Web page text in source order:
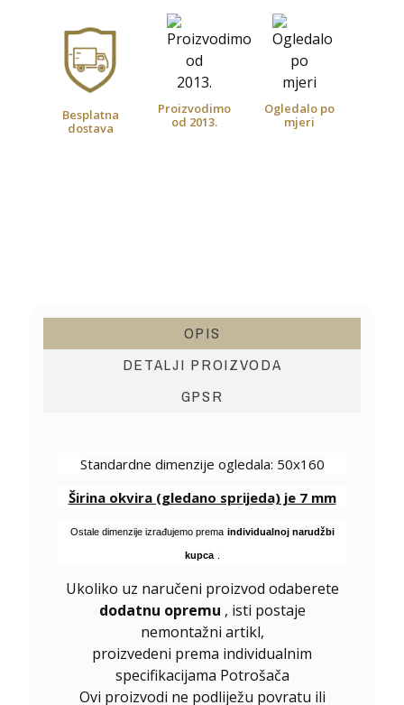
Besplatna
dostava
Proizvodimo
od 2013.
Ogledalo po
mjeri
OPIS
DETALJI PROIZVODA
GPSR
Standardne dimenzije ogledala: 50x160
Širina okvira (gledano sprijeda) je 7 mm
Ostale dimenzije izrađujemo prema individualnoj narudžbi
kupca .
Ukoliko uz naručeni proizvod odaberete
dodatnu opremu , isti postaje
nemontažni artikl,
proizvedeni prema individualnim
specifikacijama Potrošača
Ovi proizvodi ne podliježu povratu ili